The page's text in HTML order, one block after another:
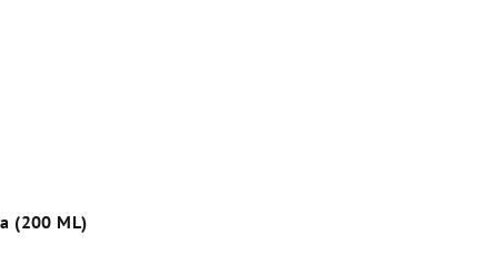
(200 ML)